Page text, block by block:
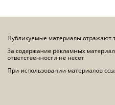
Публикуемые материалы отражают
За содержание рекламных
ответственности не несет
При использовании материалов